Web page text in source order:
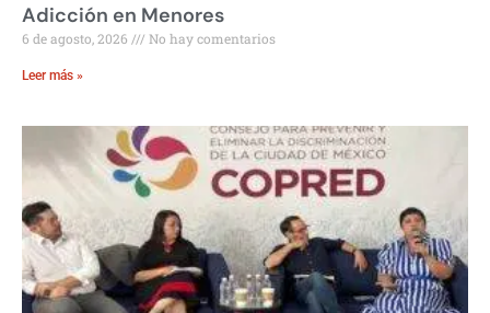
Adicción en Menores
6 de agosto, 2026 No hay comentarios
Leer más »